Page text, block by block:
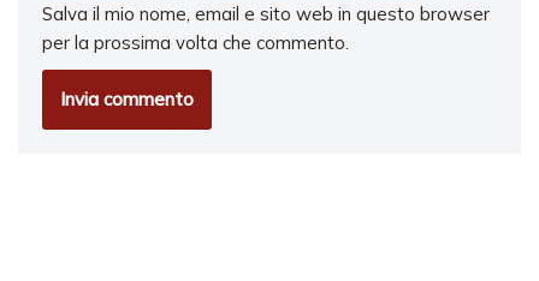
Salva il mio nome, email e sito web in questo browser
per la prossima volta che commento.